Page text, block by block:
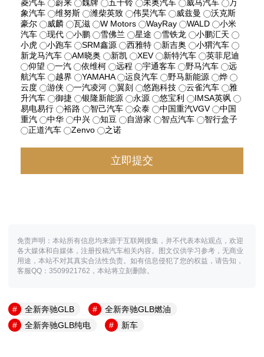
菱汽车 蔚来 魏牌 五十铃 未奥汽车 威马汽车
万
象汽车
维努斯 潍柴英致 伟昊汽车 威兹曼
沃克斯
豪尔
威麟 瓦滋 W Motors WayRay WALD
小米
汽车
现代 小鹏 雪佛兰 星途 雪铁龙
小鹏汇天
小虎
小跑车 SRM鑫源 西雅特 新吉奥
小猬汽车
新龙马汽车
AM晓奥 新凯 XEV 新特汽车
英菲尼迪
仰望
一汽 依维柯 远程 宇通客车 野马汽车
远
航汽车
越界 YAMAHA 运良汽车 野马新能源
烨
云度
游侠 一汽凌河 翼刻 悠跑科技 云雀汽车
雅
升汽车
御捷 银隆新能源 永源 悠宝利
IMSA英飒
易电易行
裕路 智己汽车 众泰 中国重汽VGV
中国
重汽
中华 中兴 知豆 自游家 智点汽车
智行盒子
正道汽车
Zenvo 之诺
免责声明：本站所有信息均来源于互联网搜集，并不代表本站观点，欢迎
各大媒体和自媒体，注册投稿汽车相关内容。图文仅供学习参考，无商业
用途，本站不对其真实合法性负责。如有信息侵犯了您的权益，请告知，
客服QQ：3509921762，本站将立刻删除。
全新奔驰GLB
全新奔驰GLB燃油
全新奔驰GLB纯电
新车